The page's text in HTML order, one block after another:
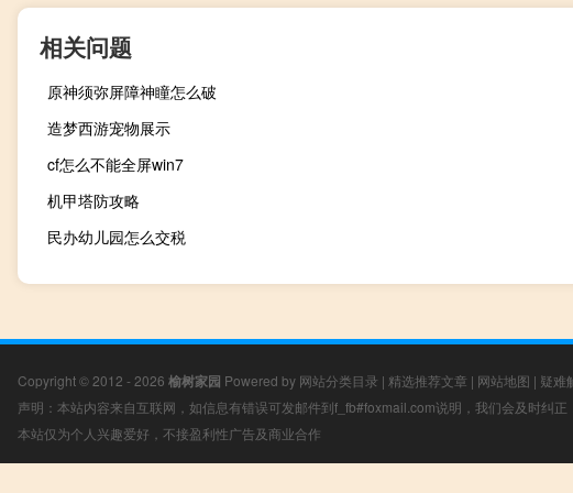
相关问题
原神须弥屏障神瞳怎么破
造梦西游宠物展示
cf怎么不能全屏win7
机甲塔防攻略
民办幼儿园怎么交税
Copyright © 2012 - 2026 榆树家园 Powered by 网站分类目录 | 精选推荐文章 | 网站地图 | 疑难
声明：本站内容来自互联网，如信息有错误可发邮件到f_fb#foxmail.com说明，我们会及时纠正
本站仅为个人兴趣爱好，不接盈利性广告及商业合作